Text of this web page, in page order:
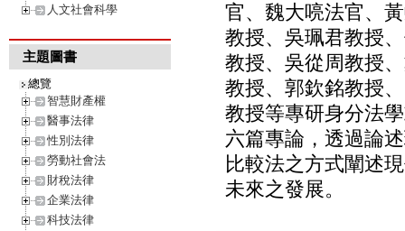
人文社會科學
主題圖書
總覽
智慧財產權
醫事法律
性別法律
勞動社會法
財稅法律
企業法律
科技法律
官、魏大喨法官、
教授、吳珮君教授
教授、吳從周教授
教授、郭欽銘教授
教授等專研身分法
六篇專論，透過論
比較法之方式闡述
未來之發展。